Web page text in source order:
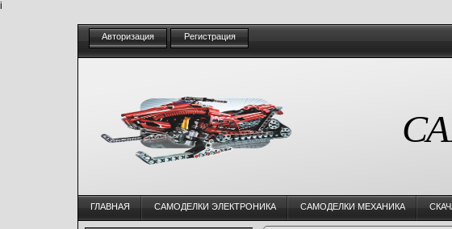
i
Авторизация Регистрация
ГЛАВНАЯ CАМОДЕЛКИ ЭЛЕКТРОНИКА CАМОДЕЛКИ МЕХАНИКА